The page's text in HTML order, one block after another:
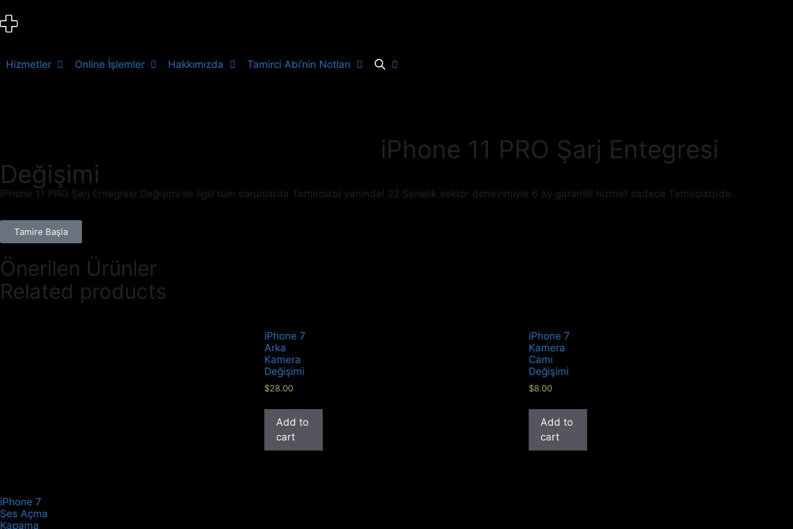
Hizmetler Online İşlemler Hakkımızda Tamirci Abi’nin Notları
iPhone 11 PRO Şarj Entegresi
Değişimi
iPhone 11 PRO Şarj Entegresi Değişimi ile ilgili tüm sorunlarda Tamirciabi yanında! 22 Senelik sektör deneyimiyle 6 ay garantili hizmet sadece Tamirciabi’de.
Tamire Başla
Önerilen Ürünler
Related products
iPhone 7
Arka
Kamera
Değişimi
$28.00
Add to
cart
iPhone 7
Kamera
Camı
Değişimi
$8.00
Add to
cart
iPhone 7
Ses Açma
Kapama